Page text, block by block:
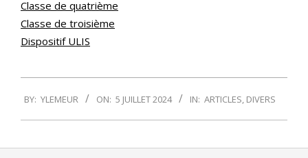
Classe de quatrième
Classe de troisième
Dispositif ULIS
07-
05
BY: YLEMEUR ON: 5 JUILLET 2024 IN: ARTICLES, DIVERS